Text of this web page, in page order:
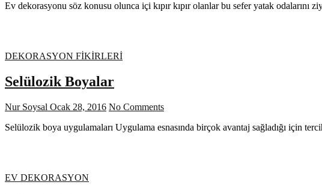
Ev dekorasyonu söz konusu olunca içi kıpır kıpır olanlar bu sefer yatak
DEKORASYON FİKİRLERİ
Selülozik Boyalar
Nur Soysal Ocak 28, 2016 No Comments
Selülozik boya uygulamaları Uygulama esnasında birçok avantaj sağladığı için
EV DEKORASYON